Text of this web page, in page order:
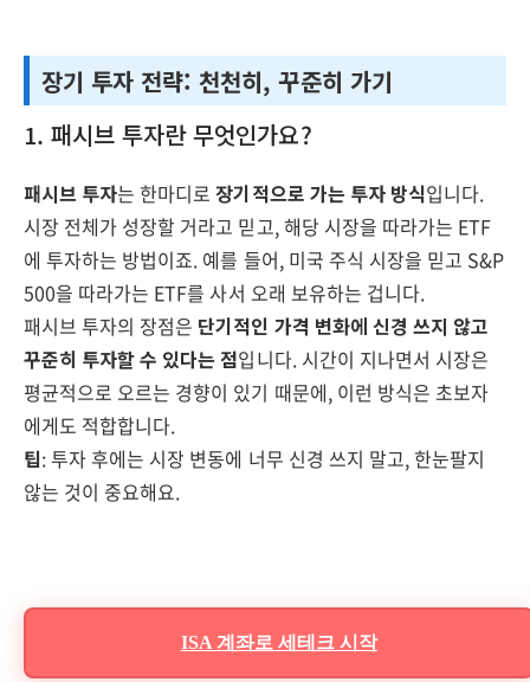
장기 투자 전략: 천천히, 꾸준히 가기
1. 패시브 투자란 무엇인가요?
패시브 투자는 한마디로장기적으로 가는 투자 방식입니다.
시장 전체가 성장할 거라고 믿고, 해당 시장을 따라가는 ETF
에 투자하는 방법이죠. 예를 들어, 미국 주식 시장을 믿고 S&P
500을 따라가는 ETF를 사서 오래 보유하는 겁니다.
패시브 투자의 장점은 단기적인 가격 변화에 신경 쓰지 않고
꾸준히 투자할 수 있다는 점입니다. 시간이 지나면서 시장은
평균적으로 오르는 경향이 있기 때문에, 이런 방식은 초보자
에게도 적합합니다.
팁: 투자 후에는 시장 변동에 너무 신경 쓰지 말고, 한눈팔지
않는 것이 중요해요.
ISA 계좌로 세테크 시작